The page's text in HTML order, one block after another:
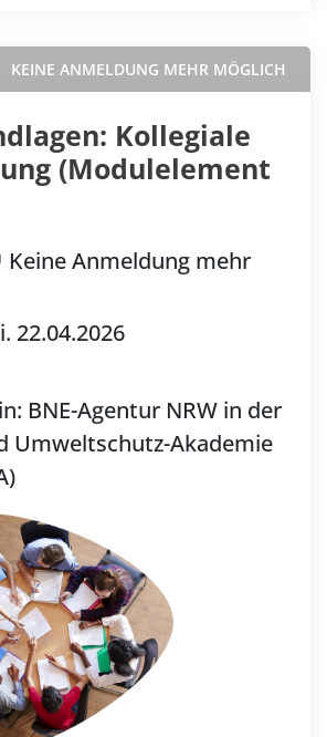
KEINE ANMELDUNG MEHR MÖGLICH
Kollegiale
(Modulelement
Keine Anmeldung mehr
22.04.2026
BNE-Agentur NRW in der
Umweltschutz-Akademie